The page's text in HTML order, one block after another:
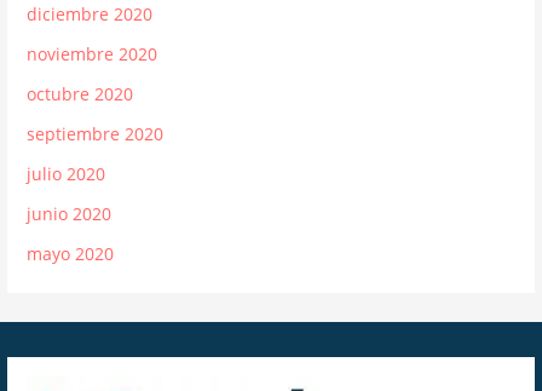
diciembre 2020
noviembre 2020
octubre 2020
septiembre 2020
julio 2020
junio 2020
mayo 2020